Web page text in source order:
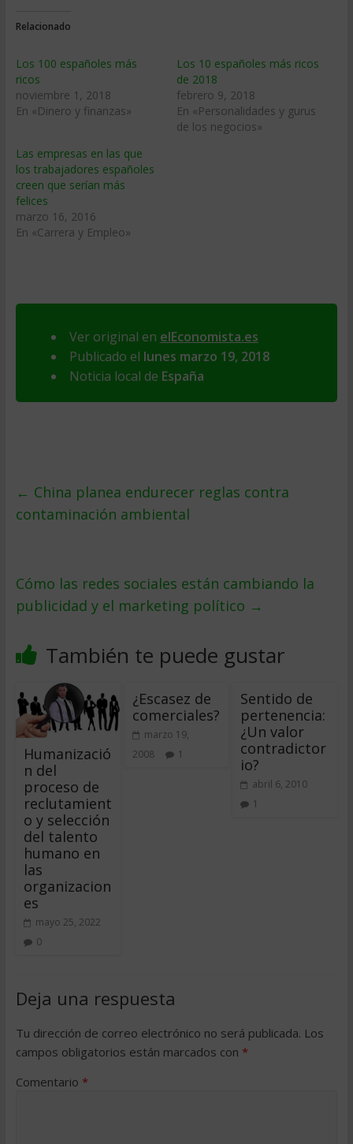
Relacionado
Los 100 españoles más
ricos
noviembre 1, 2018
En «Dinero y finanzas»
Los 10 españoles más ricos
de 2018
febrero 9, 2018
En «Personalidades y gurus
de los negocios»
Las empresas en las que
los trabajadores españoles
creen que serían más
felices
marzo 16, 2016
En «Carrera y Empleo»
Ver original en elEconomista.es
Publicado el lunes marzo 19, 2018
Noticia local de España
← China planea endurecer reglas contra
contaminación ambiental
Cómo las redes sociales están cambiando la
publicidad y el marketing político →
También te puede gustar
Humanizació
n del
proceso de
reclutamient
o y selección
del talento
humano en
las
organizacion
es
mayo 25, 2022
0
¿Escasez de
comerciales?
marzo 19,
2008
1
Sentido de
pertenencia:
¿Un valor
contradictor
io?
abril 6, 2010
1
Deja una respuesta
Tu dirección de correo electrónico no será publicada. Los
campos obligatorios están marcados con *
Comentario *